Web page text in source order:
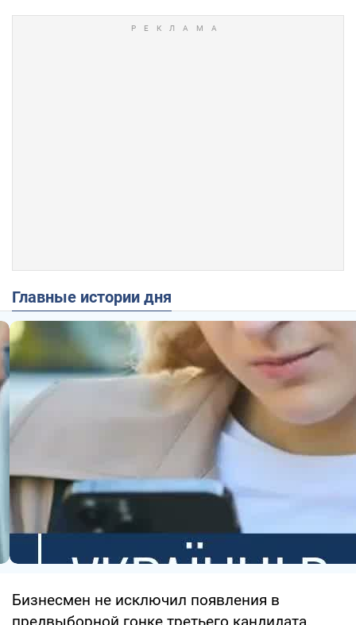
Главные истории дня
Бизнесмен не исключил появления в
предвыборной гонке третьего кандидата,